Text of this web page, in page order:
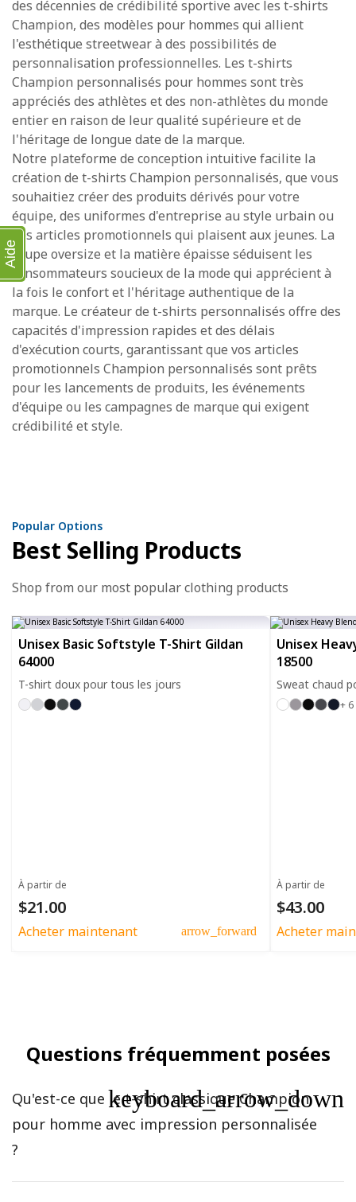
des décennies de crédibilité sportive avec les t-shirts
Champion, des modèles pour hommes qui allient
l'esthétique streetwear à des possibilités de
personnalisation professionnelles. Les t-shirts
Champion personnalisés pour hommes sont très
appréciés des athlètes et des non-athlètes du monde
entier en raison de leur qualité supérieure et de
l'héritage de longue date de la marque.
Notre plateforme de conception intuitive facilite la
création de t-shirts Champion personnalisés, que vous
souhaitiez créer des produits dérivés pour votre
équipe, des uniformes d'entreprise au style urbain ou
des articles promotionnels qui plaisent aux jeunes. La
coupe oversize et la matière épaisse séduisent les
consommateurs soucieux de la mode qui apprécient à
la fois le confort et l'héritage authentique de la
marque. Le créateur de t-shirts personnalisés offre des
capacités d'impression rapides et des délais
d'exécution courts, garantissant que vos articles
promotionnels Champion personnalisés sont prêts
pour les lancements de produits, les événements
d'équipe ou les campagnes de marque qui exigent
crédibilité et style.
Popular Options
Best Selling Products
Shop from our most popular clothing products
Unisex Basic Softstyle T-Shirt Gildan
64000
T-shirt doux pour tous les jours
À partir de
$21.00
Acheter maintenant arrow_forward
Unisex
18500
Sweat chaud
+ 6
À partir de
$43.00
Acheter
Questions fréquemment posées
Qu'est-ce que le t-shirt classique Champion
pour homme avec impression personnalisée
?
keyboard_arrow_down
Aide